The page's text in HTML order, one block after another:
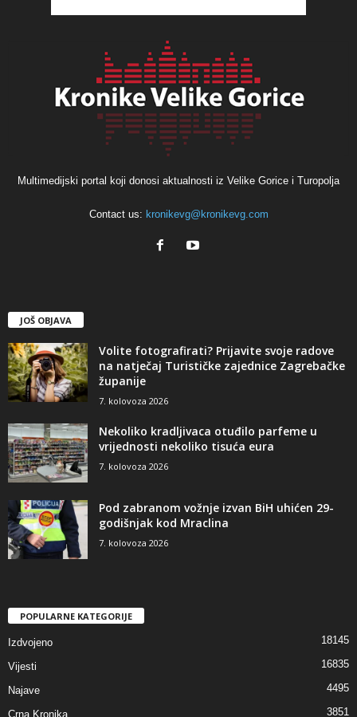
Multimedijski portal koji donosi aktualnosti iz Velike Gorice i Turopolja
Contact us: kronikevg@kronikevg.com
JOŠ OBJAVA
Volite fotografirati? Prijavite svoje radove
na natječaj Turističke zajednice Zagrebačke
županije
7. kolovoza 2026
Nekoliko kradljivaca otuđilo parfeme u
vrijednosti nekoliko tisuća eura
7. kolovoza 2026
Pod zabranom vožnje izvan BiH uhićen 29-
godišnjak kod Mraclina
7. kolovoza 2026
POPULARNE KATEGORIJE
Izdvojeno 18145
Vijesti 16835
Najave 4495
Crna Kronika 3851